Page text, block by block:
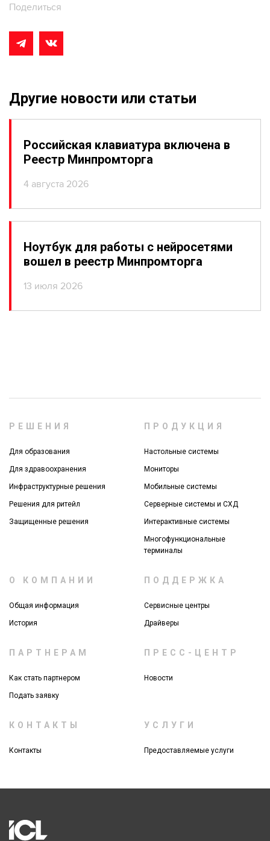
Поделиться
Другие новости или статьи
Российская клавиатура включена в
Реестр Минпромторга
4 августа 2026
Ноутбук для работы с нейросетями
вошел в реестр Минпромторга
13 июля 2026
РЕШЕНИЯ
Для образования
Для здравоохранения
Инфраструктурные решения
Решения для ритейл
Защищенные решения
ПРОДУКЦИЯ
Настольные системы
Мониторы
Мобильные системы
Серверные системы и СХД
Интерактивные системы
Многофункциональные
терминалы
О КОМПАНИИ
Общая информация
История
ПОДДЕРЖКА
Сервисные центры
Драйверы
ПАРТНЕРАМ
Как стать партнером
Подать заявку
ПРЕСС-ЦЕНТР
Новости
КОНТАКТЫ
Контакты
УСЛУГИ
Предоставляемые услуги